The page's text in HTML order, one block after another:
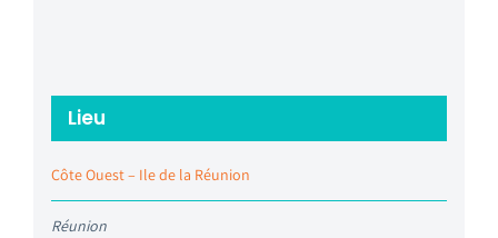
Lieu
Côte Ouest – Ile de la Réunion
Réunion